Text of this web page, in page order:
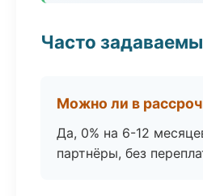
Часто
Можно ли в
Да, 0% на 6-12
партнёры, без